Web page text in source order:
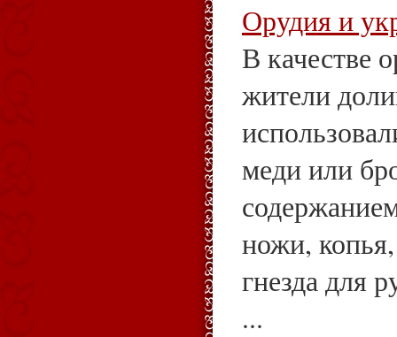
Орудия и
В качестве
жители
меди или
ножи,
гнезда для
...